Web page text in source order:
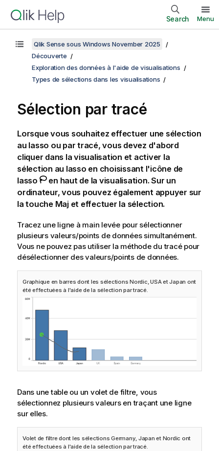
Search Menu
Qlik Sense sous Windows November 2025
Découverte
Exploration des données à l'aide de visualisations
Types de sélections dans les visualisations
Sélection par tracé
Lorsque vous souhaitez effectuer une sélection
au lasso ou par tracé, vous devez d'abord
cliquer dans la visualisation et activer la
sélection au lasso en choisissant l'icône de
lasso
en haut de la visualisation. Sur un
ordinateur, vous pouvez également appuyer sur
la touche Maj et effectuer la sélection.
Tracez une ligne à main levée pour sélectionner
plusieurs valeurs/points de données simultanément.
Vous ne pouvez pas utiliser la méthode du tracé pour
désélectionner des valeurs/points de données.
Graphique en barres dont les sélections Nordic, USA et Japan ont
été effectuées à l'aide de la sélection par tracé.
Dans une table ou un volet de filtre, vous
sélectionnez plusieurs valeurs en traçant une ligne
sur elles.
Volet de filtre dont les sélections Germany, Japan et Nordic ont
été effectuées à l'aide de la sélection par tracé.